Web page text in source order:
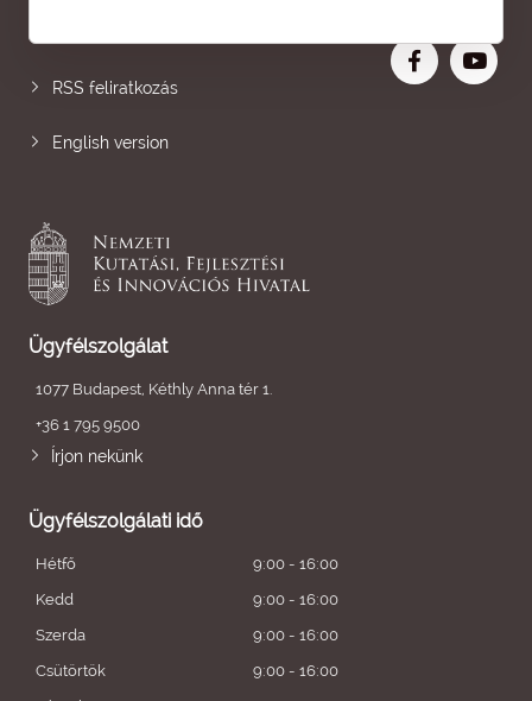
RSS feliratkozás
English version
Ügyfélszolgálat
1077 Budapest, Kéthly Anna tér 1.
+36 1 795 9500
Írjon nekünk
Ügyfélszolgálati idő
Hétfő
9:00 - 16:00
Kedd
9:00 - 16:00
Szerda
9:00 - 16:00
Csütörtök
9:00 - 16:00